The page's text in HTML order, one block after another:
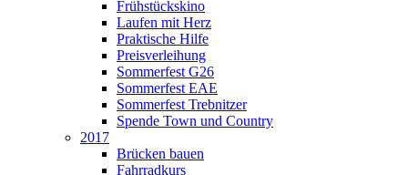
Frühstückskino
Laufen mit Herz
Praktische Hilfe
Preisverleihung
Sommerfest G26
Sommerfest EAE
Sommerfest Trebnitzer
Spende Town und Country
2017
Brücken bauen
Fahrradkurs